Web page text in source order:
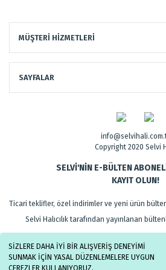
SİZLERE DAHA İYİ BİR ALIŞVERİŞ DENEYİMİ
SUNMAK İÇİN YASAL DÜZENLEMELERE UYGUN
MÜŞTERİ HİZMETLERİ
SAYFALAR
Copyright 2020 Selvi
SELVİ'NİN E-BÜLTEN
KAYIT OLUN!
Ticari teklifler, özel indirimler ve yeni ürün
Selvi Halıcılık tarafından yayınlanan